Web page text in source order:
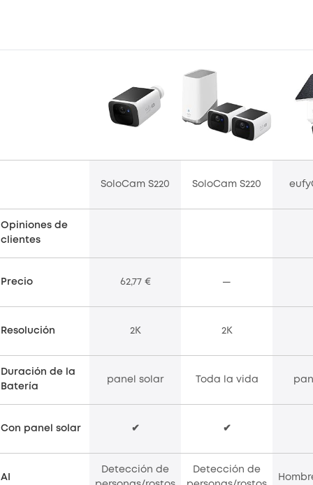
SoloCam S220 SoloCam S220
Opiniones de
clientes
Precio 62,77 € —
Resolución 2K 2K
Duración de la
Batería
panel solar Toda la vida
Con panel solar ✔ ✔
AI
Detección de
Detección de